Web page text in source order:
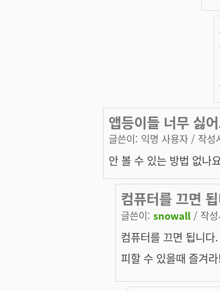
앱등이들 너무 싫
글쓴이: 익명 사용자 / 작성
안 볼 수 있는 방법 없나
컴퓨터를 끄면
글쓴이: snowall / 작
컴퓨터를 끄면 됩니다.
피할 수 있을때 즐겨